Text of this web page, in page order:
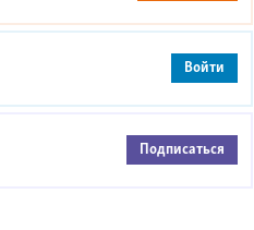
Войти
Подписаться